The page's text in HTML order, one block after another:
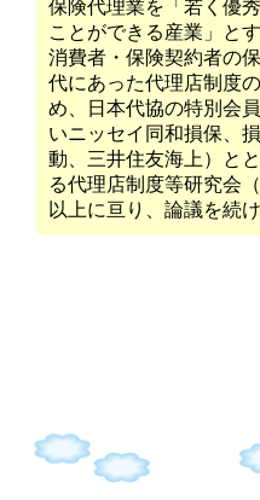
保険代理業を「若く優
ことができる産業」と
消費者・保険契約者の
代にあった代理店制度
め、日本代協の特別会
いニッセイ同和損保、
動、三井住友海上）と
る代理店制度等研究会
以上に亘り、論議を続